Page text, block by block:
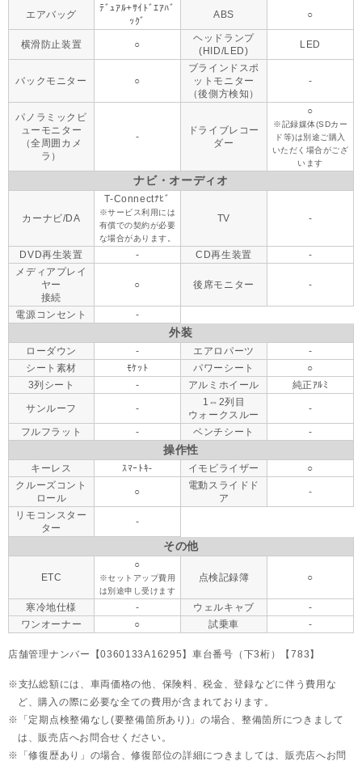
エアバッグ
ﾃﾞｭｱﾙ+ｻｲﾄﾞｴｱﾊﾞ
ｯｸﾞ
ABS ○
横滑防止装置 ○
ヘッドランプ
(HID/LED)
LED
バックモニター ○
ブラインドスポ
ットモニター
（後側方検知）
-
パノラミックビ
ューモニター
（全周囲カメ
ラ）
-
ドライブレコー
ダー
○
※記録媒体(SDカー
ド等)は別途ご購入
いただく場合がござ
います
ナビ・オーディオ
カーナビ/DA
T-Connectﾅﾋﾞ
※サービス利用には
有償での契約が必要
な場合があります。
TV -
DVD再生装置 - CD再生装置
-
メディアプレイ
ヤー
接続
○ 後席モニター -
電源コンセント -
外装
ローダウン - エアロパーツ
-
シート素材
ﾓｹｯﾄ パワーシート
○
3列シート
- アルミホイール 純正ｱﾙﾐ
サンルーフ -
1⇔2列目
ウォークスルー
-
フルフラット - ベンチシート -
操作性
キーレス ｽﾏｰﾄｷ- イモビライザー
○
クルーズコント
ロール
○
電動スライドド
ア
-
リモコンスター
ター
-
その他
ETC
○
※セットアップ費用
は別途申し受けます
点検記録簿 ○
寒冷地仕様 - ウェルキャブ
-
ワンオーナー
○ 試乗車 -
店舗管理ナンバー【0360133A16295】車台番号（下3桁）【783】
支払総額には、車両価格の他、保険料、税金、登録などに伴う費用な
ど、購入の際に必要な全ての費用が含まれております。
「定期点検整備なし(要整備箇所あり)」の場合、整備箇所につきまして
は、販売店へお問合せください。
「修復歴あり」の場合、修復部位の詳細につきましては、販売店へお問